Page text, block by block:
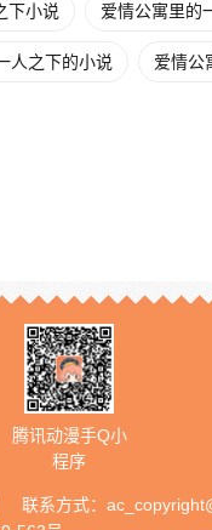
下小说 爱情公寓里的
人之下的小说 爱情公
腾讯动漫手Q小
程序
联系方式：